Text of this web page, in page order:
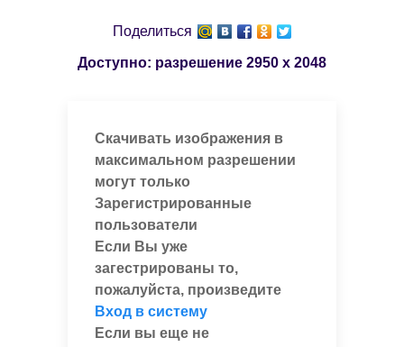
Поделиться
Доступно: разрешение 2950 x 2048
Скачивать изображения в
максимальном разрешении
могут только
Зарегистрированные
пользователи
Если Вы уже
загестрированы то,
пожалуйста, произведите
Вход в систему
Если вы еще не